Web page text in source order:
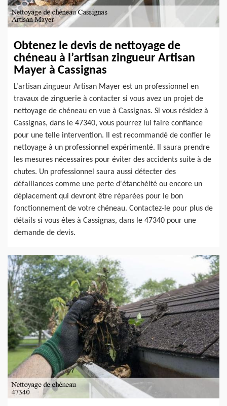
Obtenez le devis de nettoyage de
chéneau à l’artisan zingueur Artisan
Mayer à Cassignas
L’artisan zingueur Artisan Mayer est un professionnel en
travaux de zinguerie à contacter si vous avez un projet de
nettoyage de chéneau en vue à Cassignas. Si vous résidez à
Cassignas, dans le 47340, vous pourrez lui faire confiance
pour une telle intervention. Il est recommandé de confier le
nettoyage à un professionnel expérimenté. Il saura prendre
les mesures nécessaires pour éviter des accidents suite à de
chutes. Un professionnel saura aussi détecter des
défaillances comme une perte d'étanchéité ou encore un
déplacement qui devront être réparées pour le bon
fonctionnement de votre chéneau. Contactez-le pour plus de
détails si vous êtes à Cassignas, dans le 47340 pour une
demande de devis.